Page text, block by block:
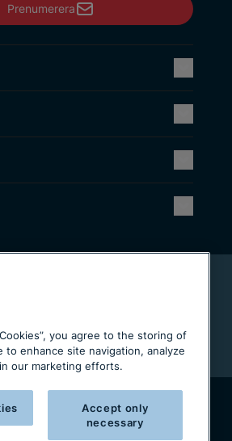
Prenumerera
& service
till installation
2025 J&B Maskinteknik AB
you agree to the storing of
to enhance site navigation, analyze
our marketing efforts.
Accept only
necessary